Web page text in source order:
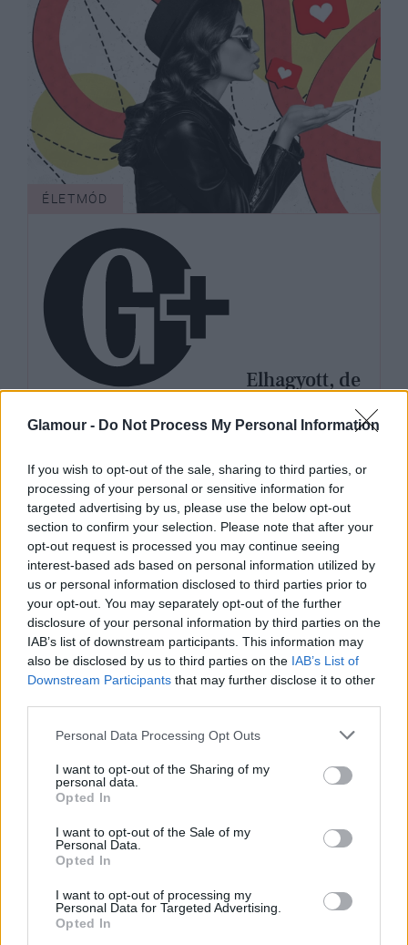
Glamour - Do Not Process My Personal Information
If you wish to opt-out of the sale, sharing to third parties, or
processing of your personal or sensitive information for
targeted advertising by us, please use the below opt-out
section to confirm your selection. Please note that after your
opt-out request is processed you may continue seeing
interest-based ads based on personal information utilized by
us or personal information disclosed to third parties prior to
your opt-out. You may separately opt-out of the further
disclosure of your personal information by third parties on the
IAB’s list of downstream participants. This information may
also be disclosed by us to third parties on the IAB’s List of
Downstream Participants that may further disclose it to other
Please note that this website/app uses one or more Google
not limited to your visit or usage behaviour. You may click to
grant or deny consent to Google and its third-party tags to
use your data for below specified purposes in below Google
consent section.
Personal Data Processing Opt Outs
I want to opt-out of the Sharing of my
personal data.
Opted In
I want to opt-out of the Sale of my
Personal Data.
Opted In
I want to opt-out of processing my
Personal Data for Targeted Advertising.
Opted In
ÉLETMÓD
nem ismer szakítást
ÉLETMÓD
A mentális
egészséged könyörög: Hagyd abba a
végtelen görgetést!